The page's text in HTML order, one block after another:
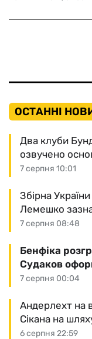
ОСТАННІ
7 серпня 10:01
Два клуби
озвучено
7 серпня 08:48
Збірна України
Лемешко
7 серпня 00:04
Бенфіка
Судаков
6 серпня 22:59
Андерлехт на
Сікана на